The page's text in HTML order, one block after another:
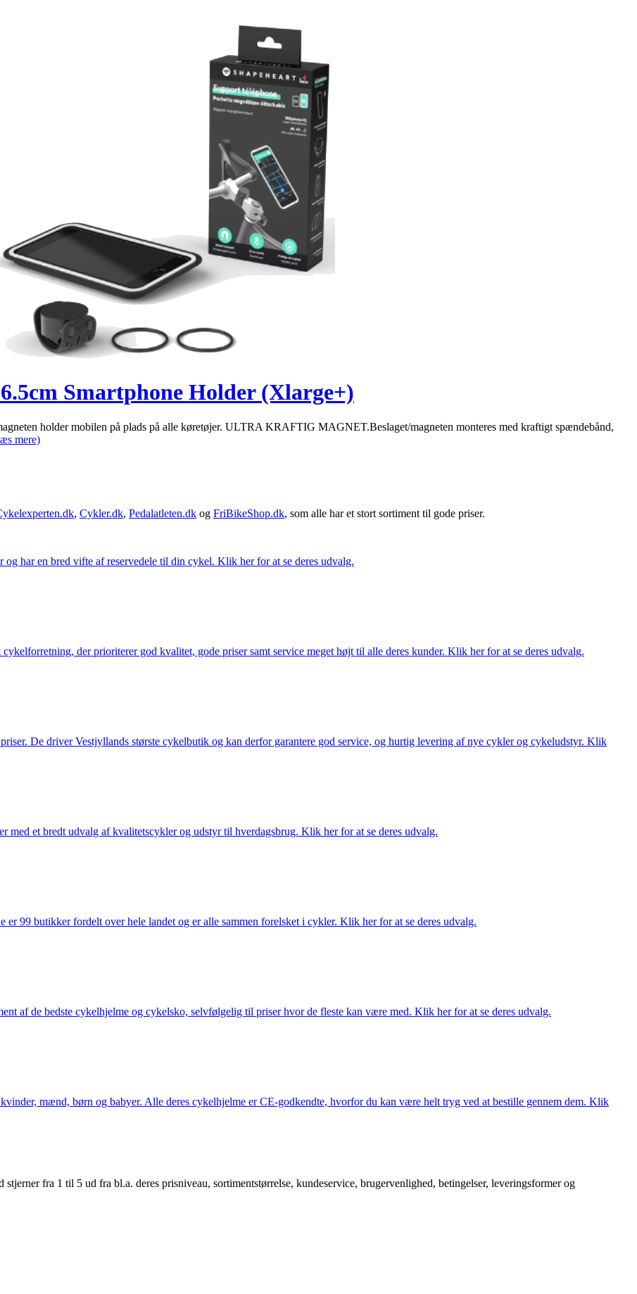
Smartphone Holder (Xlarge+)
holder mobilen på plads på alle køretøjer. ULTRA KRAFTIG MAGNET.Beslaget/magneten monteres med kraftigt spændebånd,
mere)
, Cykler.dk, Pedalatleten.dk og FriBikeShop.dk, som alle har et stort sortiment til gode priser.
har en bred vifte af reservedele til din cykel. Klik her for at se deres udvalg.
der prioriterer god kvalitet, gode priser samt service meget højt til alle deres kunder. Klik her for at se deres udvalg.
De driver Vestjyllands største cykelbutik og kan derfor garantere god service, og hurtig levering af nye cykler og cykeludstyr. Klik
med et bredt udvalg af kvalitetscykler og udstyr til hverdagsbrug. Klik her for at se deres udvalg.
99 butikker fordelt over hele landet og er alle sammen forelsket i cykler. Klik her for at se deres udvalg.
af de bedste cykelhjelme og cykelsko, selvfølgelig til priser hvor de fleste kan være med. Klik her for at se deres udvalg.
mænd, børn og babyer. Alle deres cykelhjelme er CE-godkendte, hvorfor du kan være helt tryg ved at bestille gennem dem. Klik
fra 1 til 5 ud fra bl.a. deres prisniveau, sortimentstørrelse, kundeservice, brugervenlighed, betingelser, leveringsformer og